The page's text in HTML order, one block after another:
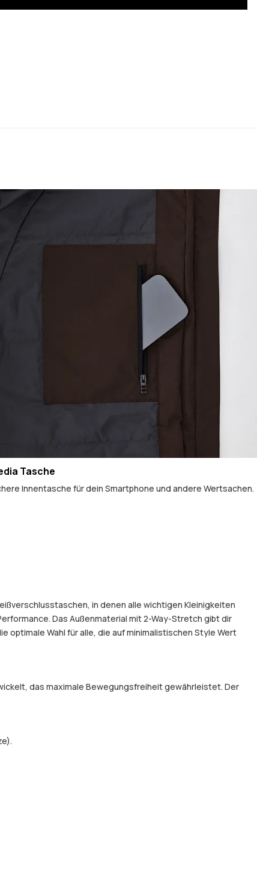
Tasche
Innentasche für dein Smartphone und andere Wertsachen.
in denen alle wichtigen Kleinigkeiten
Das Außenmaterial mit 2-Way-Stretch gibt dir
optimale Wahl für alle, die auf minimalistischen Style Wert
das maximale Bewegungsfreiheit gewährleistet. Der